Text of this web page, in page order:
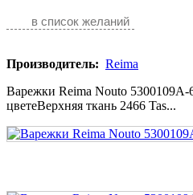
в список желаний
Производитель: Reima
Варежки Reima Nouto 5300109A-
цветеВерхняя ткань 2466 Tas...